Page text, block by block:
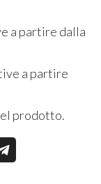
a partire dalla
a partire
prodotto.